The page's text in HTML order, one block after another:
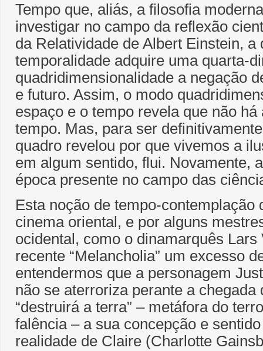
Tempo que, aliás, a filosofia
investigar no campo da reflexão
da Relatividade de Albert Einstein, a
temporalidade adquire uma quarta-
quadridimensionalidade a negação
e futuro. Assim, o modo
espaço e o tempo revela que não
tempo. Mas, para ser
quadro revelou por que vivemos a
em algum sentido, flui. Novamente,
época presente no campo das
Esta noção de tempo-contemplação
cinema oriental, e por alguns
ocidental, como o dinamarquês Lars
recente “Melancholia” um excesso
entendermos que a personagem
não se aterroriza perante a chegada
“destruirá a terra” – metáfora do
falência – a sua concepção e
realidade de Claire (Charlotte